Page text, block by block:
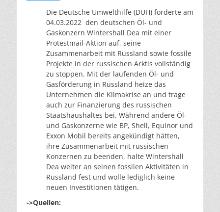
Die Deutsche Umwelthilfe (DUH) forderte am
04.03.2022 den deutschen Öl- und
Gaskonzern Wintershall Dea mit einer
Protestmail-Aktion auf, seine
Zusammenarbeit mit Russland sowie fossile
Projekte in der russischen Arktis vollständig
zu stoppen. Mit der laufenden Öl- und
Gasförderung in Russland heize das
Unternehmen die Klimakrise an und trage
auch zur Finanzierung des russischen
Staatshaushaltes bei. Während andere Öl-
und Gaskonzerne wie BP, Shell, Equinor und
Exxon Mobil bereits angekündigt hätten,
ihre Zusammenarbeit mit russischen
Konzernen zu beenden, halte Wintershall
Dea weiter an seinen fossilen Aktivitäten in
Russland fest und wolle lediglich keine
neuen Investitionen tätigen.
->Quellen: